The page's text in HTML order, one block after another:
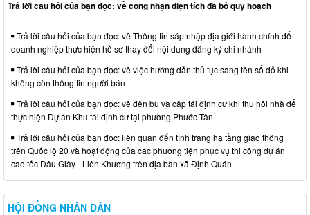
Trả lời câu hỏi của bạn đọc: về công nhận diện tích đã bỏ quy hoạch
Trả lời câu hỏi của bạn đọc: về Thông tin sáp nhập địa giới hành chính để
doanh nghiệp thực hiện hồ sơ thay đổi nội dung đăng ký chi nhánh
Trả lời câu hỏi của bạn đọc: về việc hướng dẫn thủ tục sang tên sổ đỏ khi
không còn thông tin người bán
Trả lời câu hỏi của bạn đọc: về đền bù và cấp tái định cư khi thu hồi nhà để
thực hiện Dự án Khu tái định cư tại phường Phước Tân
Trả lời câu hỏi của bạn đọc: liên quan đến tình trạng hạ tầng giao thông
trên Quốc lộ 20 và hoạt động của các phương tiện phục vụ thi công dự án
cao tốc Dầu Giây - Liên Khương trên địa bàn xã Định Quán
HỘI ĐỒNG NHÂN DÂN